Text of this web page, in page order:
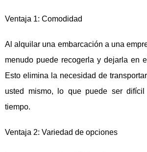
Ventaja 1: Comodidad
Al alquilar una embarcación a una
menudo puede recogerla y dejarla en
Esto elimina la necesidad de
usted mismo, lo que puede ser
tiempo.
Ventaja 2: Variedad de opciones